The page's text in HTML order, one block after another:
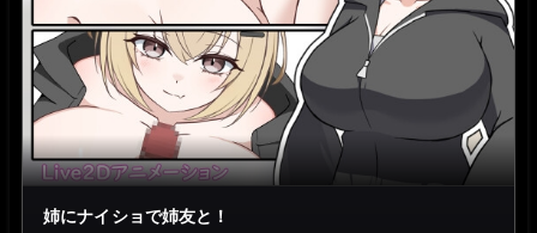
姉にナイショで姉友と！